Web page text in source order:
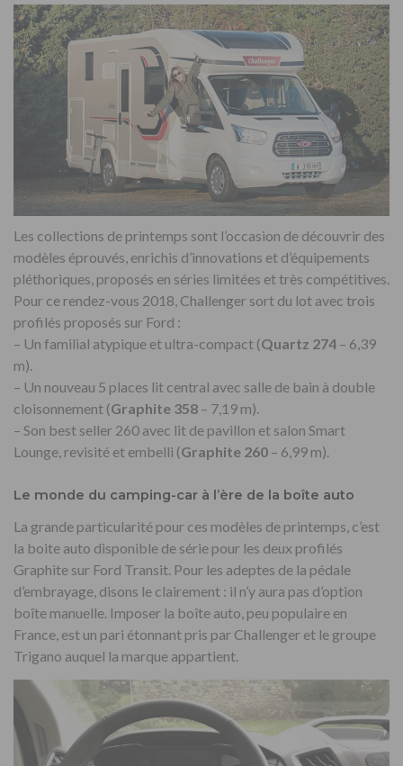
Les collections de printemps sont l’occasion de découvrir des
modèles éprouvés, enrichis d’innovations et d’équipements
pléthoriques, proposés en séries limitées et très compétitives.
Pour ce rendez-vous 2018, Challenger sort du lot avec trois
profilés proposés sur Ford :
– Un familial atypique et ultra-compact (Quartz 274 – 6,39
m).
– Un nouveau 5 places lit central avec salle de bain à double
cloisonnement (Graphite 358 – 7,19 m).
– Son best seller 260 avec lit de pavillon et salon Smart
Lounge, revisité et embelli (Graphite 260 – 6,99 m).
Le monde du camping-car à l’ère de la boîte auto
La grande particularité pour ces modèles de printemps, c’est
la boite auto disponible de série pour les deux profilés
Graphite sur Ford Transit. Pour les adeptes de la pédale
d’embrayage, disons le clairement : il n’y aura pas d’option
boîte manuelle. Imposer la boîte auto, peu populaire en
France, est un pari étonnant pris par Challenger et le groupe
Trigano auquel la marque appartient.